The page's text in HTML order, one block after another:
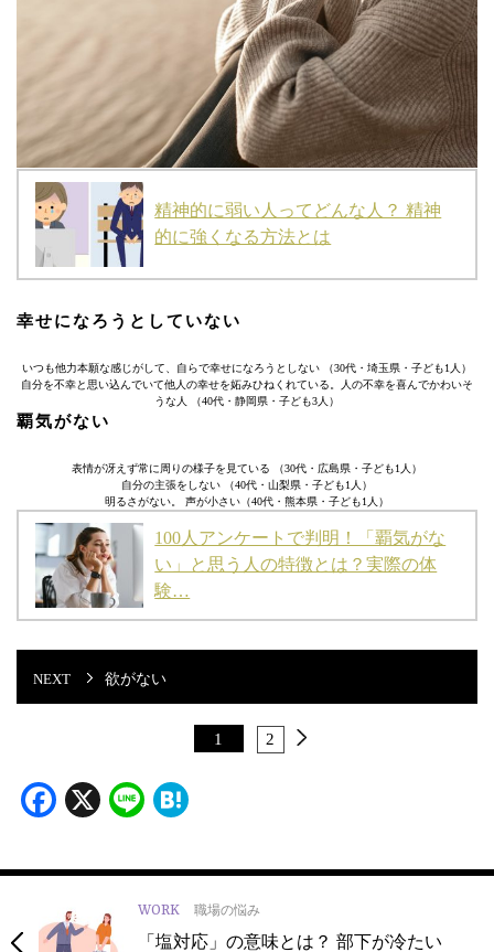
精神的に弱い人ってどんな人？ 精神
的に強くなる方法とは
幸せになろうとしていない
いつも他力本願な感じがして、自らで幸せになろうとしない （30代・埼玉県・子ども1人）
自分を不幸と思い込んでいて他人の幸せを妬みひねくれている。人の不幸を喜んでかわいそ
うな人 （40代・静岡県・子ども3人）
覇気がない
表情が冴えず常に周りの様子を見ている （30代・広島県・子ども1人）
自分の主張をしない （40代・山梨県・子ども1人）
明るさがない。 声が小さい（40代・熊本県・子ども1人）
100人アンケートで判明！「覇気がな
い」と思う人の特徴とは？実際の体
験…
欲がない
1 2
Facebook
X Line
WORK 職場の悩み
「塩対応」の意味とは？ 部下が冷たい